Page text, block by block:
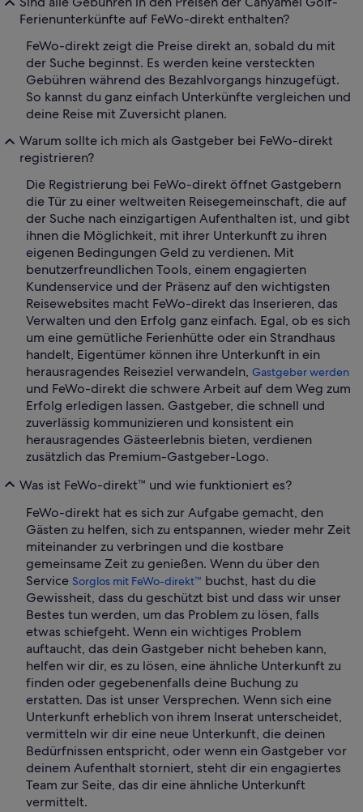
Ferienunterkünfte auf FeWo-direkt enthalten?
FeWo-direkt zeigt die Preise direkt an, sobald du mit
der Suche beginnst. Es werden keine versteckten
Gebühren während des Bezahlvorgangs hinzugefügt.
So kannst du ganz einfach Unterkünfte vergleichen und
deine Reise mit Zuversicht planen.
Warum sollte ich mich als Gastgeber bei FeWo-direkt
registrieren?
Die Registrierung bei FeWo-direkt öffnet Gastgebern
die Tür zu einer weltweiten Reisegemeinschaft, die auf
der Suche nach einzigartigen Aufenthalten ist, und gibt
ihnen die Möglichkeit, mit ihrer Unterkunft zu ihren
eigenen Bedingungen Geld zu verdienen. Mit
benutzerfreundlichen Tools, einem engagierten
Kundenservice und der Präsenz auf den wichtigsten
Reisewebsites macht FeWo-direkt das Inserieren, das
Verwalten und den Erfolg ganz einfach. Egal, ob es sich
um eine gemütliche Ferienhütte oder ein Strandhaus
handelt, Eigentümer können ihre Unterkunft in ein
herausragendes Reiseziel verwandeln, Gastgeber werden
und FeWo-direkt die schwere Arbeit auf dem Weg zum
Erfolg erledigen lassen. Gastgeber, die schnell und
zuverlässig kommunizieren und konsistent ein
herausragendes Gästeerlebnis bieten, verdienen
zusätzlich das Premium-Gastgeber-Logo.
Was ist FeWo-direkt™ und wie funktioniert es?
FeWo-direkt hat es sich zur Aufgabe gemacht, den
Gästen zu helfen, sich zu entspannen, wieder mehr Zeit
miteinander zu verbringen und die kostbare
gemeinsame Zeit zu genießen. Wenn du über den
Service Sorglos mit FeWo-direkt™ buchst, hast du die
Gewissheit, dass du geschützt bist und dass wir unser
Bestes tun werden, um das Problem zu lösen, falls
etwas schiefgeht. Wenn ein wichtiges Problem
auftaucht, das dein Gastgeber nicht beheben kann,
helfen wir dir, es zu lösen, eine ähnliche Unterkunft zu
finden oder gegebenenfalls deine Buchung zu
erstatten. Das ist unser Versprechen. Wenn sich eine
Unterkunft erheblich von ihrem Inserat unterscheidet,
vermitteln wir dir eine neue Unterkunft, die deinen
Bedürfnissen entspricht, oder wenn ein Gastgeber vor
deinem Aufenthalt storniert, steht dir ein engagiertes
Team zur Seite, das dir eine ähnliche Unterkunft
vermittelt.